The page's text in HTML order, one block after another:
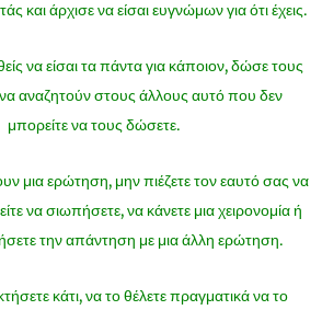
και άρχισε να είσαι ευγνώμων για ότι έχεις.
να είσαι τα πάντα για κάποιον, δώσε τους
να αναζητούν στους άλλους αυτό που δεν
μπορείτε να τους δώσετε.
μια ερώτηση, μην πιέζετε τον εαυτό σας να
να σιωπήσετε, να κάνετε μια χειρονομία ή
την απάντηση με μια άλλη ερώτηση.
κάτι, να το θέλετε πραγματικά να το